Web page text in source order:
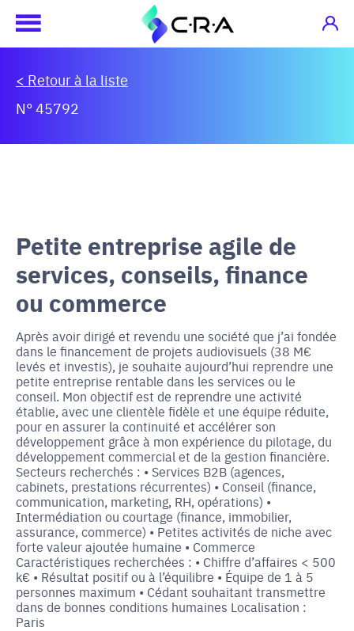
< Retour à la liste
N° 45792
Petite entreprise agile de
services, conseils, finance
ou commerce
Après avoir dirigé et revendu une société que j’ai fondée
dans le financement de projets audiovisuels (38 M€
levés et investis), je souhaite aujourd’hui reprendre une
petite entreprise rentable dans les services ou le
conseil. Mon objectif est de reprendre une activité
établie, avec une clientèle fidèle et une équipe réduite,
pour en assurer la continuité et accélérer son
développement grâce à mon expérience du pilotage, du
développement commercial et de la gestion financière.
Secteurs recherchés : • Services B2B (agences,
cabinets, prestations récurrentes) • Conseil (finance,
communication, marketing, RH, opérations) •
Intermédiation ou courtage (finance, immobilier,
assurance, commerce) • Petites activités de niche avec
forte valeur ajoutée humaine • Commerce
Caractéristiques recherchées : • Chiffre d’affaires < 500
k€ • Résultat positif ou à l’équilibre • Équipe de 1 à 5
personnes maximum • Cédant souhaitant transmettre
dans de bonnes conditions humaines Localisation :
Paris